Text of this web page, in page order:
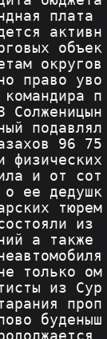
плата
активн
объек
округов
право уво
п
Солженицын
подавлял
96 75
физических
и от сот
о ее дедушк
тюрем
из
а также
только ом
из Сур
проп
буденыш